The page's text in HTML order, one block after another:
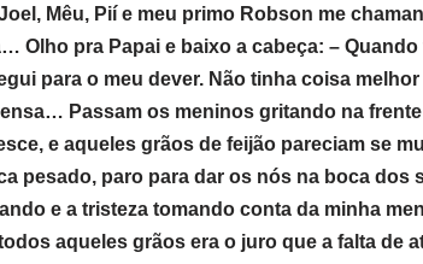
Mêu, Pií e meu primo Robson me
Olho pra Papai e baixo a cabeça: –
para o meu dever. Não tinha coisa
Passam os meninos gritando na
e aqueles grãos de feijão pareciam se
pesado, paro para dar os nós na boca dos
e a tristeza tomando conta da minha
aqueles grãos era o juro que a falta de